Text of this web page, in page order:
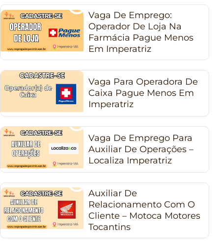
Vaga De Emprego:
Operador De Loja Na
Farmácia Pague Menos
Em Imperatriz
Vaga Para Operadora De
Caixa Pague Menos Em
Imperatriz
Vaga De Emprego Para
Auxiliar De Operações –
Localiza Imperatriz
Auxiliar De
Relacionamento Com O
Cliente – Motoca Motores
Tocantins